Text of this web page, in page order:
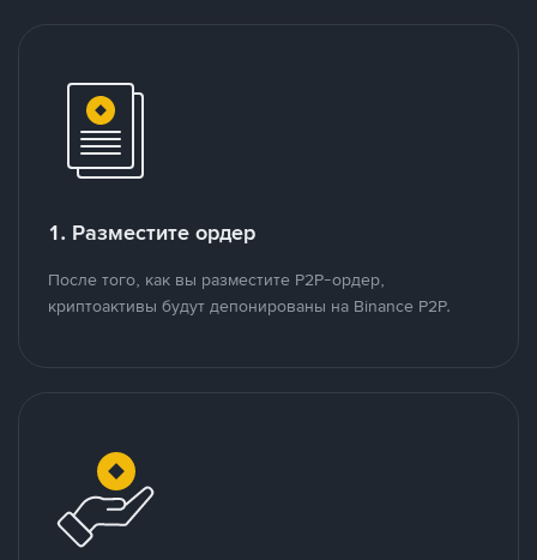
1. Разместите ордер
После того, как вы разместите P2P-ордер,
криптоактивы будут депонированы на Binance P2P.